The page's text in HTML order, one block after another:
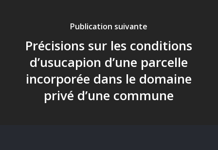
Publication suivante
Précisions sur les conditions
d’usucapion d’une parcelle
incorporée dans le domaine
privé d’une commune